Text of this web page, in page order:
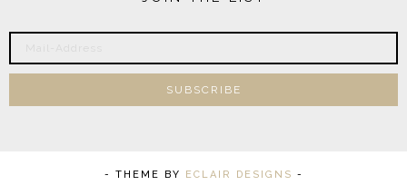
- THEME BY ECLAIR DESIGNS -